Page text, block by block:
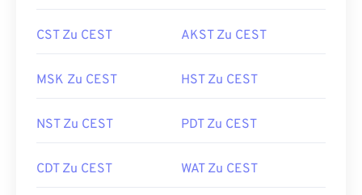
CST Zu CEST AKST Zu CEST
MSK Zu CEST HST Zu CEST
NST Zu CEST PDT Zu CEST
CDT Zu CEST WAT Zu CEST